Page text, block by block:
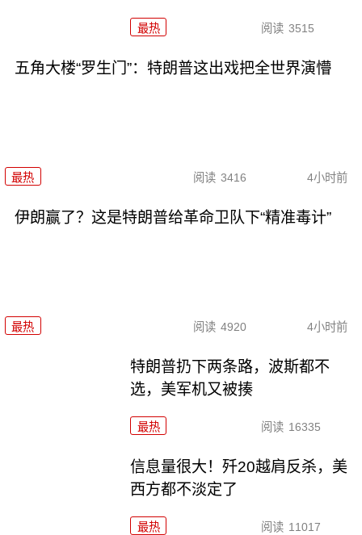
最热 阅读 3515
五角大楼“罗生门”：特朗普这出戏把全世界演懵
最热 阅读 3416 4小时前
伊朗赢了？这是特朗普给革命卫队下“精准毒计”
最热 阅读 4920 4小时前
特朗普扔下两条路，波斯都不
选，美军机又被揍
最热 阅读 16335
信息量很大！歼20越肩反杀，美
西方都不淡定了
最热 阅读 11017